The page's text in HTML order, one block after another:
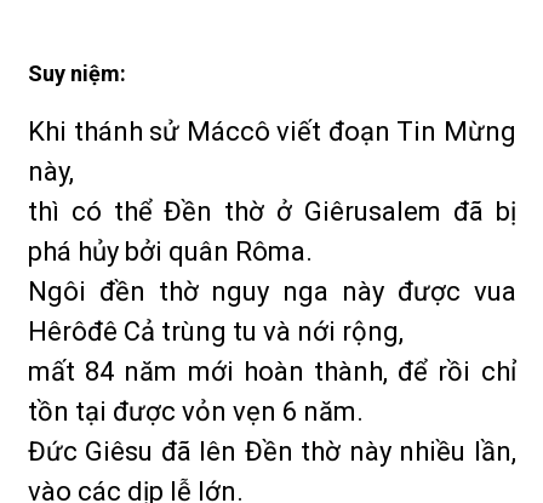
Suy niệm:
Khi thánh sử Máccô viết đoạn Tin Mừng
này,
thì có thể Đền thờ ở Giêrusalem đã bị
phá hủy bởi quân Rôma.
Ngôi đền thờ nguy nga này được vua
Hêrôđê Cả trùng tu và nới rộng,
mất 84 năm mới hoàn thành, để rồi chỉ
tồn tại được vỏn vẹn 6 năm.
Đức Giêsu đã lên Đền thờ này nhiều lần,
vào các dịp lễ lớn.